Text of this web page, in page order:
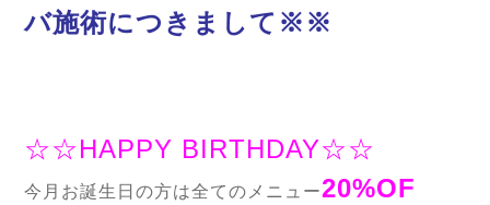
バ施術につきまして※※
☆☆HAPPY BIRTHDAY☆☆
今月お誕生日の方は全てのメニュー20%OF